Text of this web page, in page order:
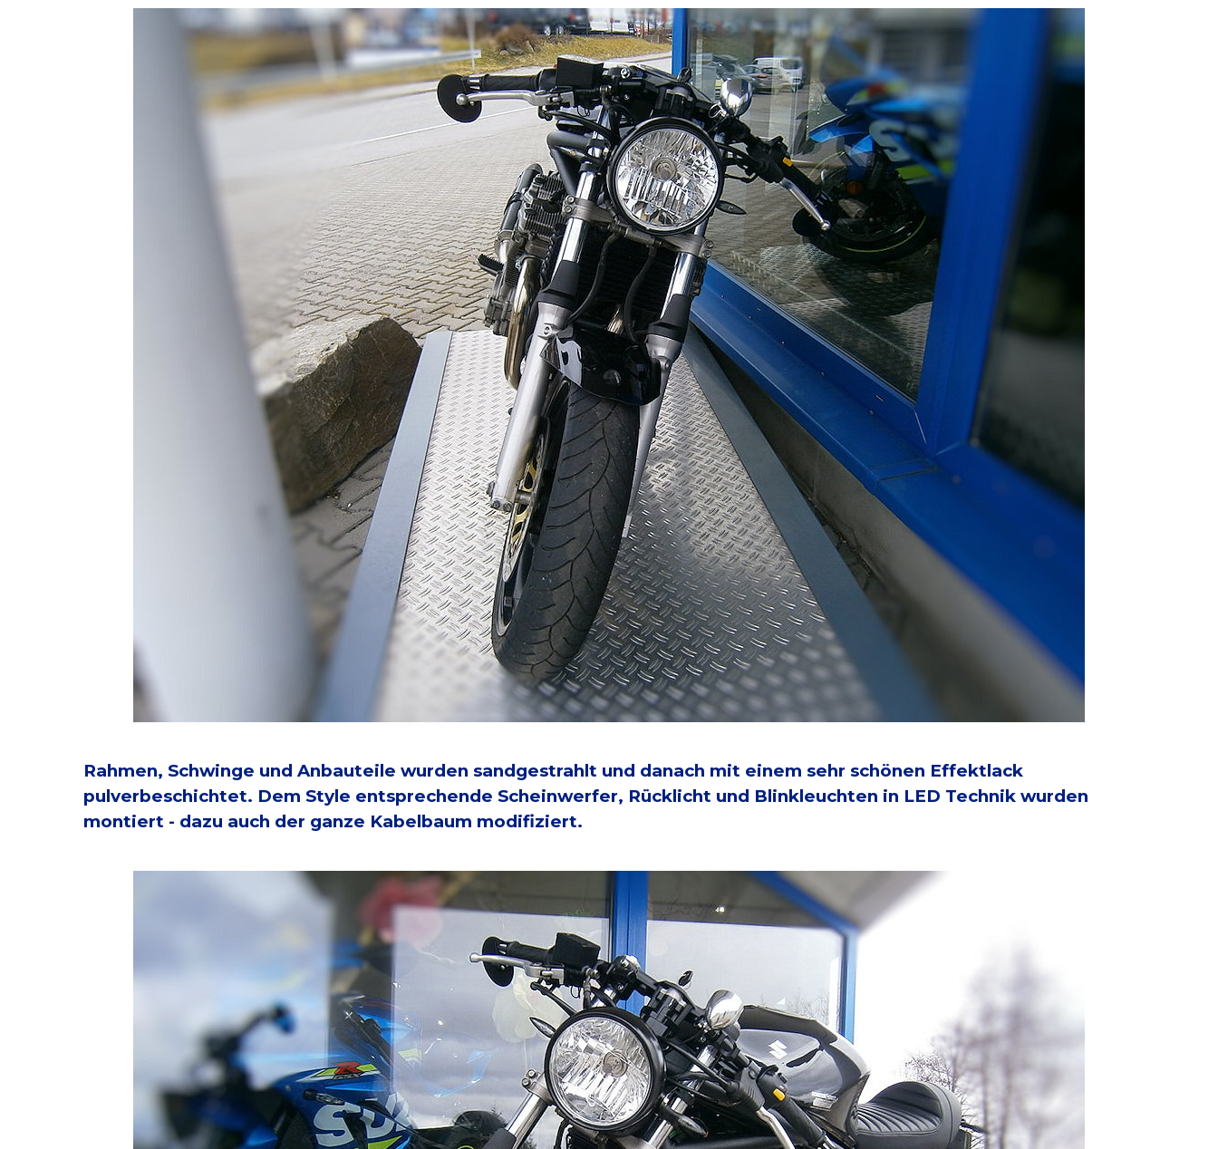
Rahmen, Schwinge und Anbauteile wurden sandgestrahlt und danach mit einem sehr schönen Effektlack
pulverbeschichtet. Dem Style entsprechende Scheinwerfer, Rücklicht und Blinkleuchten in LED Technik wurden
montiert - dazu auch der ganze Kabelbaum modifiziert.